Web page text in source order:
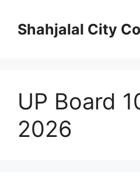
Shahjalal City
UP Board
2026